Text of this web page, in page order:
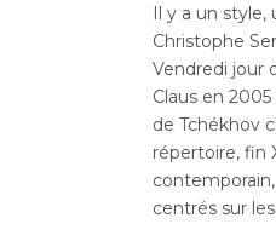
Il y a un style,
Christophe
Vendredi jour
Claus en
de Tchékhov
répertoire, fin
centrés sur les